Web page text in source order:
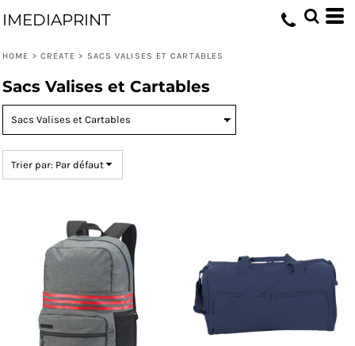
IMEDIAPRINT
HOME > CREATE > SACS VALISES ET CARTABLES
Sacs Valises et Cartables
Trier par: Par défaut
Par défaut
Date d'Ajout